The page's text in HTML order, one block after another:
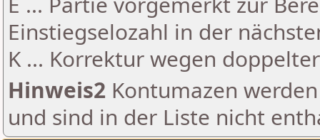
Einstiegselozahl in der
K ... Korrektur wegen
Hinweis2 Kontumazen
und sind in der Liste nicht